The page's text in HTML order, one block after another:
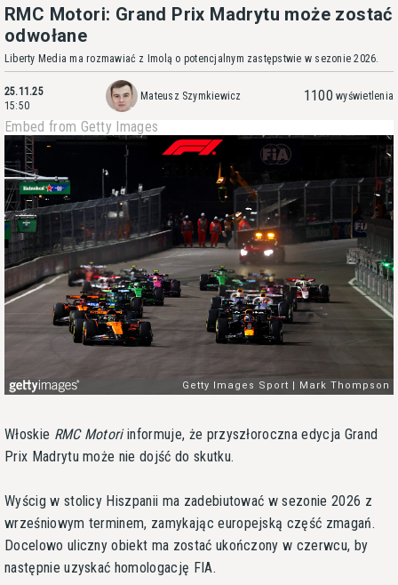
RMC Motori: Grand Prix Madrytu może zostać
odwołane
Liberty Media ma rozmawiać z Imolą o potencjalnym zastępstwie w sezonie 2026.
25.11.25
15:50
Mateusz Szymkiewicz 1100 wyświetlenia
Embed from Getty Images
Włoskie RMC Motoriinformuje, że przyszłoroczna edycja Grand
Prix Madrytu może nie dojść do skutku.
Wyścig w stolicy Hiszpanii ma zadebiutować w sezonie 2026 z
wrześniowym terminem, zamykając europejską część zmagań.
Docelowo uliczny obiekt ma zostać ukończony w czerwcu, by
następnie uzyskać homologację FIA.